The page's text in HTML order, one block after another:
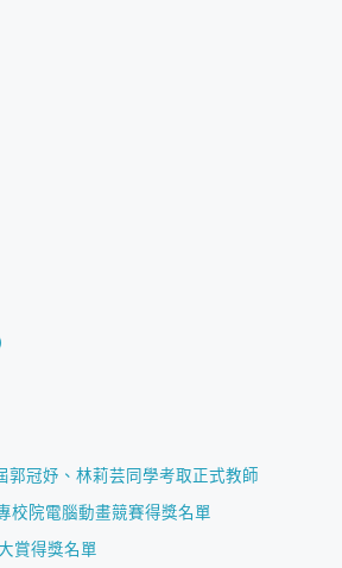
郭冠妤、林莉芸同學考取正式教師
校院電腦動畫競賽得獎名單
賞得獎名單